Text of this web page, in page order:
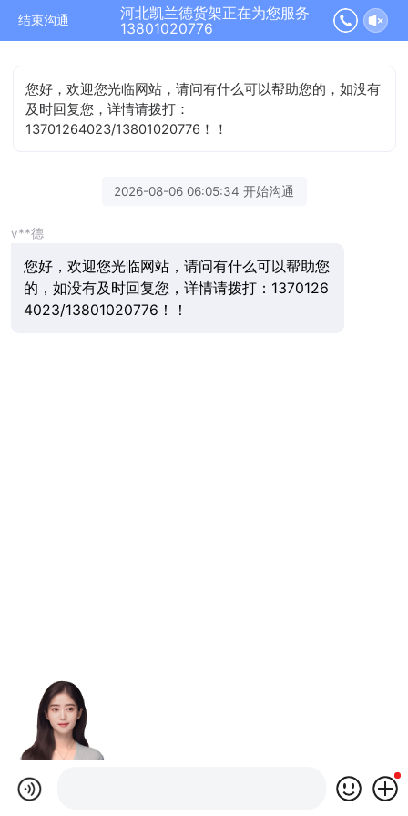
结束沟通
河北凯兰德货架正在为您服务
13801020776
您好，欢迎您光临网站，请问有什么可以帮助您的，如没有
及时回复您，详情请拨打：
13701264023/13801020776！！
2026-08-06 06:05:34 开始沟通
v**德
您好，欢迎您光临网站，请问有什么可以帮助您
的，如没有及时回复您，详情请拨打：1370126
4023/13801020776！！